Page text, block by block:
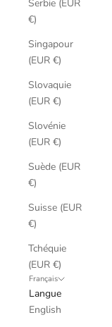
Serbie (EUR
€)
Singapour
(EUR €)
Slovaquie
(EUR €)
Slovénie
(EUR €)
Suède (EUR
€)
Suisse (EUR
€)
Tchéquie
(EUR €)
Français
Langue
English